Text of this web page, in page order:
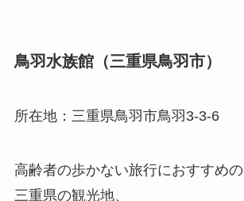
鳥羽水族館（三重県鳥羽市）
所在地：三重県鳥羽市鳥羽3-3-6
高齢者の歩かない旅行におすすめの
三重県の観光地、